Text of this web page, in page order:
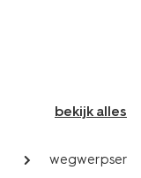
bekijk alles